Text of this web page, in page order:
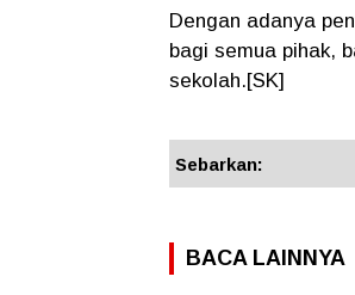
Dengan adanya
bagi semua pihak,
sekolah.[SK]
Sebarkan:
BACA LAINNYA